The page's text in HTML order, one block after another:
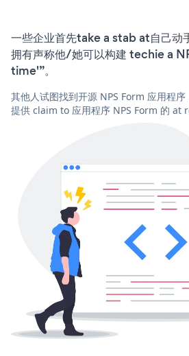
一些企业首先take a stab at自己
拥有声称他/她可以构建 techie a
time'”。
其他人试图找到开源 NPS Form 应用程
提供 claim to 应用程序 NPS Form 的 at